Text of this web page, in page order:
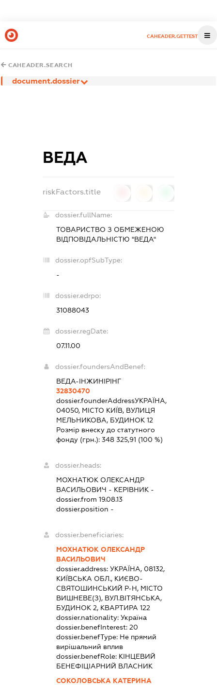
CAHEADER.GETTEST
CAHEADER.SEARCH
document.dossier
ВЕДА
riskFactors.title
dossier.fullName:
ТОВАРИСТВО З ОБМЕЖЕНОЮ
ВІДПОВІДАЛЬНІСТЮ "ВЕДА"
dossier.opfSubType:
-
dossier.edrpo:
31088043
dossier.regDate:
07.11.00
dossier.foundersAndBenef:
ВЕДА-ІНЖИНІРІНГ
32830470
dossier.founderAddressУКРАЇНА,
04050, МІСТО КИЇВ, ВУЛИЦЯ
МЕЛЬНИКОВА, БУДИНОК 12
Розмір внеску до статутного
фонду (грн.):348 325,91 (100 %)
dossier.heads:
МОХНАТЮК ОЛЕКСАНДР
ВАСИЛЬОВИЧ - КЕРІВНИК -
dossier.from 19.08.13
dossier.position -
dossier.beneficiaries:
МОХНАТЮК ОЛЕКСАНДР
ВАСИЛЬОВИЧ
dossier.address:УКРАЇНА, 08132,
КИЇВСЬКА ОБЛ., КИЄВО-
СВЯТОШИНСЬКИЙ Р-Н, МІСТО
ВИШНЕВЕ(З), ВУЛ.ВІТЯНСЬКА,
БУДИНОК 2, КВАРТИРА 122
dossier.nationality:Україна
dossier.benefInterest:20
dossier.benefType: Не прямий
вирішальний вплив
dossier.benefRole: КІНЦЕВИЙ
БЕНЕФІЦІАРНИЙ ВЛАСНИК
СОКОЛОВСЬКА КАТЕРИНА